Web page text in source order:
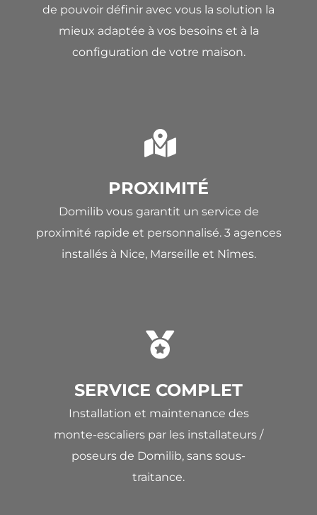
de pouvoir définir avec vous la solution la
mieux adaptée à vos besoins et à la
configuration de votre maison.
PROXIMITÉ
Domilib vous garantit un service de
proximité rapide et personnalisé. 3 agences
installés à Nice, Marseille et Nîmes.
SERVICE COMPLET
Installation et maintenance des
monte-escaliers par les installateurs /
poseurs de Domilib, sans sous-
traitance.